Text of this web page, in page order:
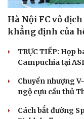
Hà Nội FC vô
khẳng định của
TRỰC TIẾP: Họp
Campuchia tại
Chuyển nhượng
ngộ cựu cầu thủ
Cách bắt đường